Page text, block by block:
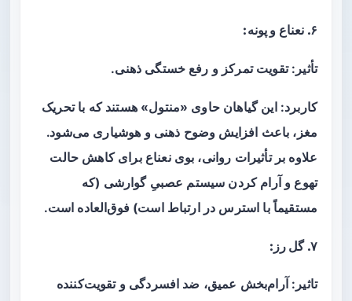
۶. نعناع و پونه:
تأثیر: تقویت تمرکز و رفع خستگی ذهنی.
کاربرد: این گیاهان حاوی «منتول» هستند که با تحریک
مغز، باعث افزایش وضوح ذهنی و هوشیاری می‌شود.
علاوه بر تأثیرات روانی، بوی نعناع برای کاهش حالت
تهوع و آرام کردن سیستم عصبیِ گوارشی (که
مستقیماً با استرس در ارتباط است) فوق‌العاده است.
۷. گل رز:
تاثیر: آرام‌بخش عمیق، ضد افسردگی و تقویت‌کننده